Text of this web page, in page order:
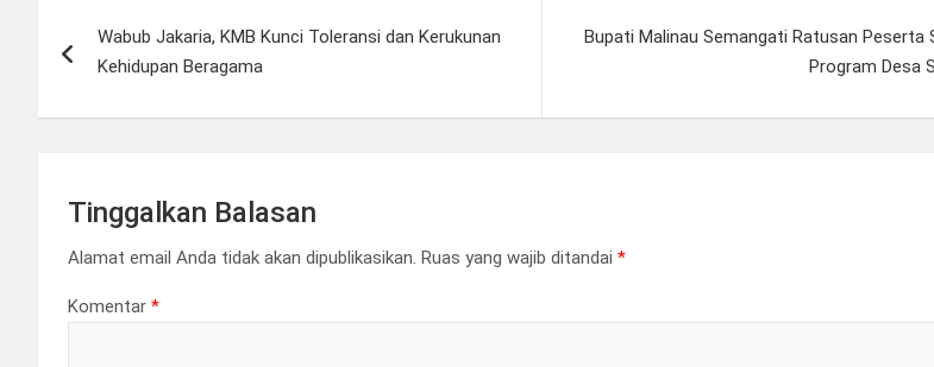
posWabub Jakaria, KMB Kunci Toleransi dan Kerukunan
Kehidupan Beragama
Bupati Malinau Semangati Ratusan Peserta
Program Desa
Tinggalkan Balasan
Alamat email Anda tidak akan dipublikasikan. Ruas yang wajib ditandai *
Komentar *